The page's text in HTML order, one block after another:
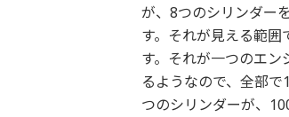
が、8つのシリンダー
す。それが見える範
す。それが一つのエ
るようなので、全部
つのシリンダーが、